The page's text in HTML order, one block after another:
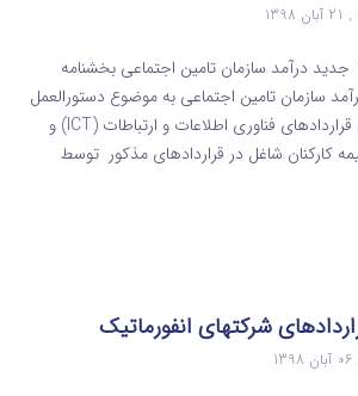
بخشنامه 14/3 جدید درآمد سازمان تامین اجتماعی بخشنامه
درآمد سازمان تامین اجتماعی به موضوع دستورالعمل
نحوه شناسایی قراردادهای فناوری اطلاعات و ارتباطات (ICT) و
کارکنان شاغل در قراردادهای مذکور توسط
شرکتهای انفورماتیک